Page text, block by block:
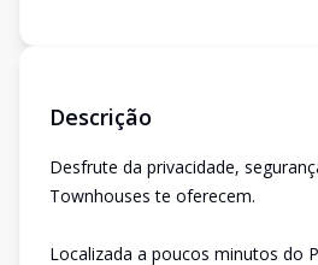
Descrição
Desfrute da privacidade,
Townhouses te oferecem.
Localizada a poucos minutos do